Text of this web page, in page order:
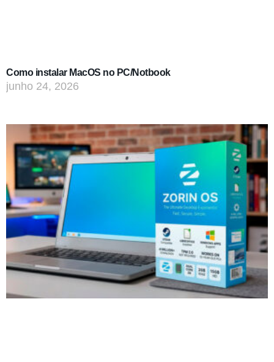
Como instalar MacOS no PC/Notbook
junho 24, 2026